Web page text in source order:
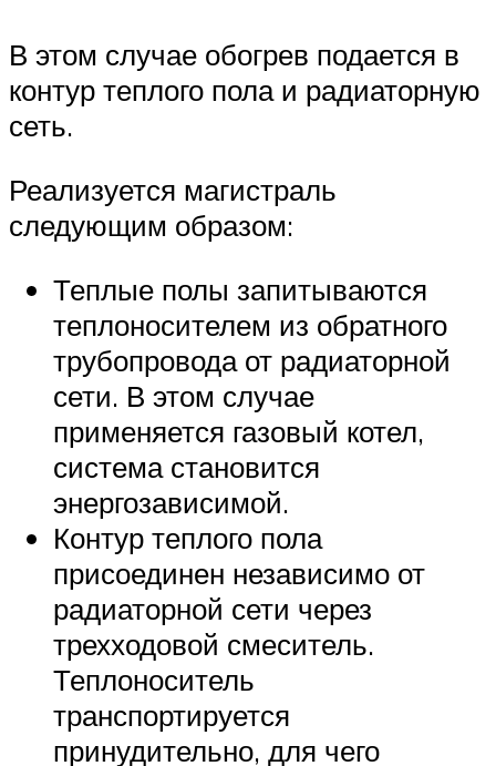
В этом случае обогрев подается в
контур теплого пола и радиаторную
сеть.
Реализуется магистраль
следующим образом:
Теплые полы запитываются
теплоносителем из обратного
трубопровода от радиаторной
сети. В этом случае
применяется газовый котел,
система становится
энергозависимой.
Контур теплого пола
присоединен независимо от
радиаторной сети через
трехходовой смеситель.
Теплоноситель
транспортируется
принудительно, для чего